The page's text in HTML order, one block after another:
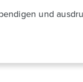
und